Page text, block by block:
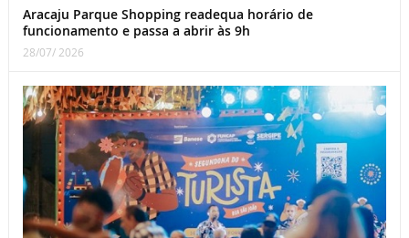
Aracaju Parque Shopping readequa horário de
funcionamento e passa a abrir às 9h
28/07/ 2026